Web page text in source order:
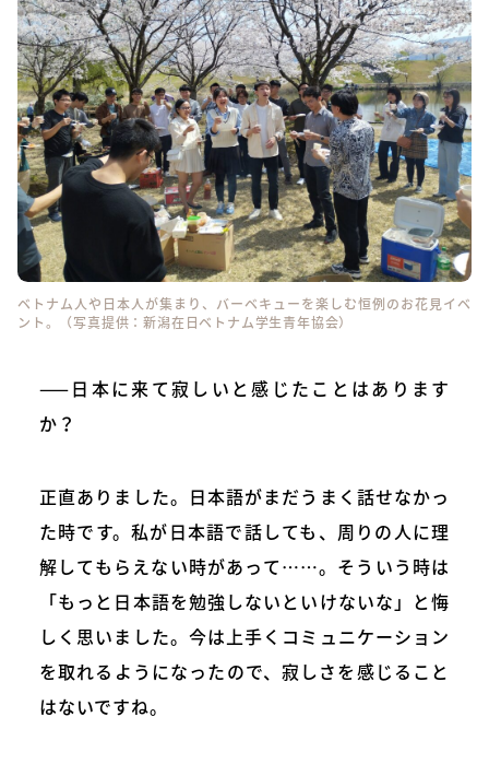
ベトナム人や日本人が集まり、バーベキューを楽しむ恒例のお花見イベ
ント。（写真提供：新潟在日ベトナム学生青年協会）
——日本に来て寂しいと感じたことはあります
か？
正直ありました。日本語がまだうまく話せなかっ
た時です。私が日本語で話しても、周りの人に理
解してもらえない時があって……。そういう時は
「もっと日本語を勉強しないといけないな」と悔
しく思いました。今は上手くコミュニケーション
を取れるようになったので、寂しさを感じること
はないですね。